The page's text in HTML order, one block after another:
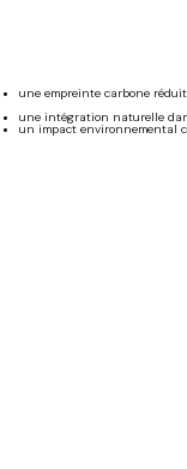
une empreinte carbone
une intégration naturelle
un impact environnemental